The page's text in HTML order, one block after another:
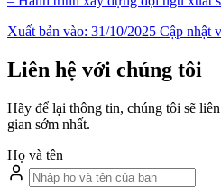
Xuất bản vào: 31/10/2025 Cập nhật
Liên hệ với chúng tôi
Hãy để lại thông tin, chúng tôi sẽ
gian sớm nhất.
Họ và tên